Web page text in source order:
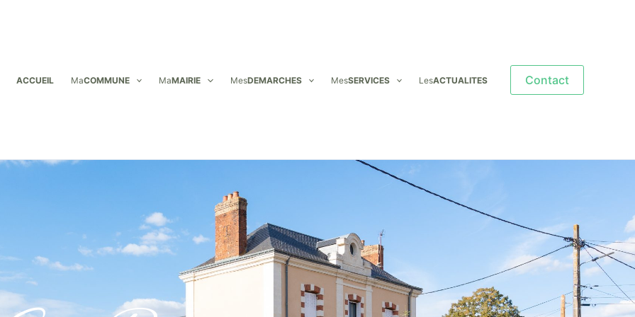
ACCUEIL MaCOMMUNE MaMAIRIE MesDEMARCHES MesSERVICES LesACTUALITES Contact